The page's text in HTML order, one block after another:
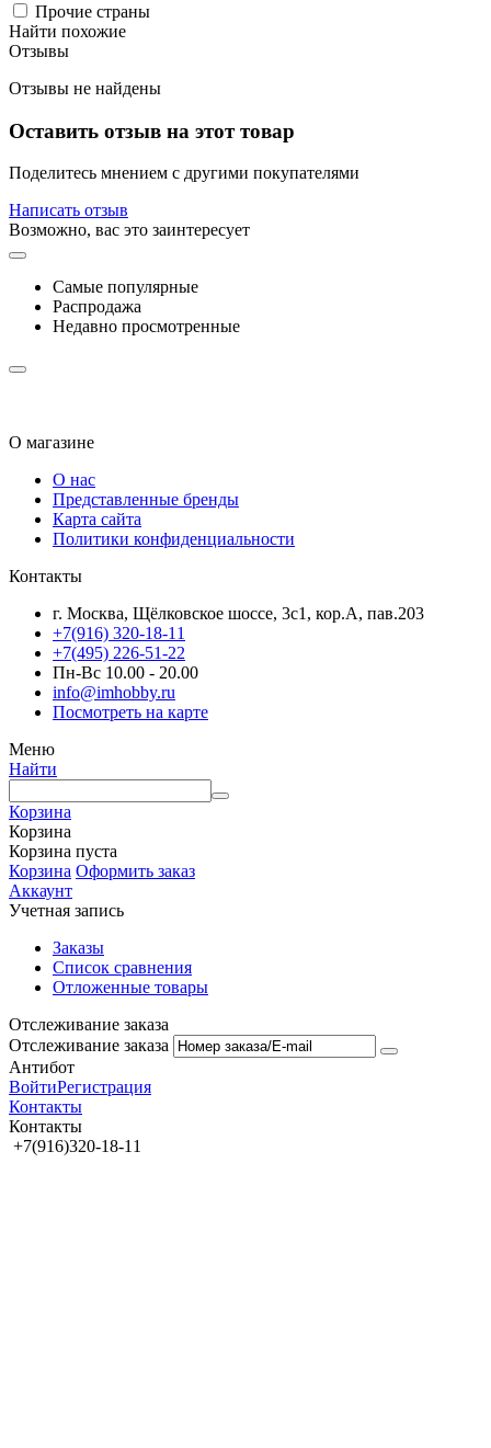
Прочие страны
Найти похожие
Отзывы
Отзывы не найдены
Оставить отзыв на этот товар
Поделитесь мнением с другими покупателями
Написать отзыв
Возможно, вас это заинтересует
Самые популярные
Распродажа
Недавно просмотренные
О магазине
О нас
Представленные бренды
Карта сайта
Политики конфиденциальности
Контакты
г. Москва, Щёлковское шоссе, 3с1, кор.А, пав.203
+7(916) 320-18-11
+7(495) 226-51-22
Пн-Вс 10.00 - 20.00
info@imhobby.ru
Посмотреть на карте
Меню
Найти
Корзина
Корзина
Корзина пуста
Корзина Оформить заказ
Аккаунт
Учетная запись
Заказы
Список сравнения
Отложенные товары
Отслеживание заказа
Отслеживание заказа
Антибот
ВойтиРегистрация
Контакты
Контакты
+7(916)320-18-11